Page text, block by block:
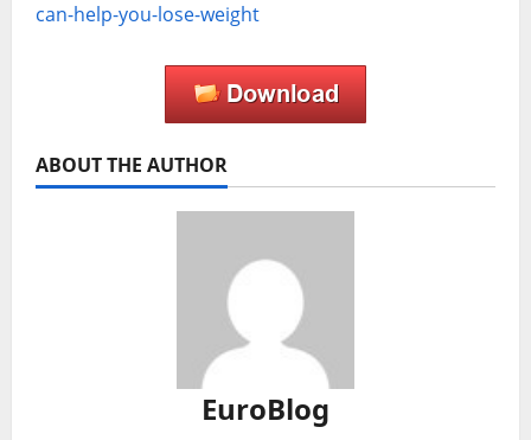
can-help-you-lose-weight
ABOUT THE AUTHOR
EuroBlog